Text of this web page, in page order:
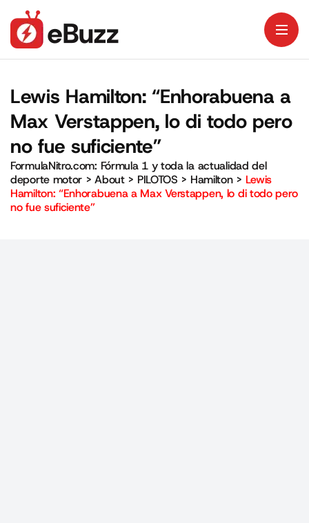
Lewis Hamilton: “Enhorabuena a
Max Verstappen, lo di todo pero
no fue suficiente”
FormulaNitro.com: Fórmula 1 y toda la actualidad del
deporte motor >About> PILOTOS > Hamilton> Lewis
Hamilton: “Enhorabuena a Max Verstappen, lo di todo pero
no fue suficiente”